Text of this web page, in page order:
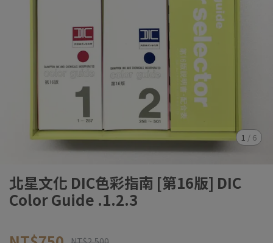
1 / 6
北星文化 DIC色彩指南 [第16版] DIC
Color Guide .1.2.3